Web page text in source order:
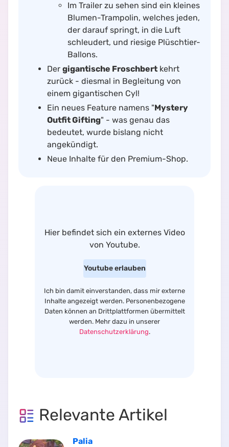
Im Trailer zu sehen sind ein kleines
Blumen-Trampolin, welches jeden,
der darauf springt, in die Luft
schleudert, und riesige Plüschtier-
Ballons.
Der gigantische Froschbert kehrt
zurück - diesmal in Begleitung von
einem gigantischen Cyl!
Ein neues Feature namens "Mystery
Outfit Gifting" - was genau das
bedeutet, wurde bislang nicht
angekündigt.
Neue Inhalte für den Premium-Shop.
Hier befindet sich ein externes Video
von Youtube.
Youtubeerlauben
Ich bin damit einverstanden, dass mir externe
Inhalte angezeigt werden. Personenbezogene
Daten können an Drittplattformen übermittelt
werden. Mehr dazu in unserer
Datenschutzerklärung.
Relevante Artikel
Palia